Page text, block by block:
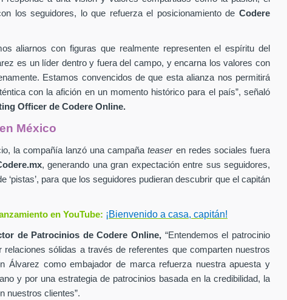
los seguidores, lo que refuerza el posicionamiento de Codere
aliarnos con figuras que realmente representen el espíritu del
es un líder dentro y fuera del campo, y encarna los valores con
Estamos convencidos de que esta alianza nos permitirá
con la afición en un momento histórico para el país”, señaló
Officer de Codere Online.
México
la compañía lanzó una campañateaseren redes sociales fuera
, generando una gran expectación entre sus seguidores,
‘pistas’, para que los seguidores pudieran descubrir que el capitán
en YouTube: ¡Bienvenido a casa, capitán!
de Patrocinios de Codere Online, “Entendemos el patrocinio
sólidas a través de referentes que comparten nuestros
Álvarez como embajador de marca refuerza nuestra apuesta y
y por una estrategia de patrocinios basada en la credibilidad, la
nuestros clientes”.